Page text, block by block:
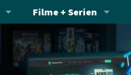
Filme + Serien